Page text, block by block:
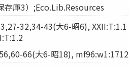
庫3）;Eco.Lib.Resources
32,34-43(大6-昭6), XXII:T:1.1
66(大6-昭18), mf96:w1:1712